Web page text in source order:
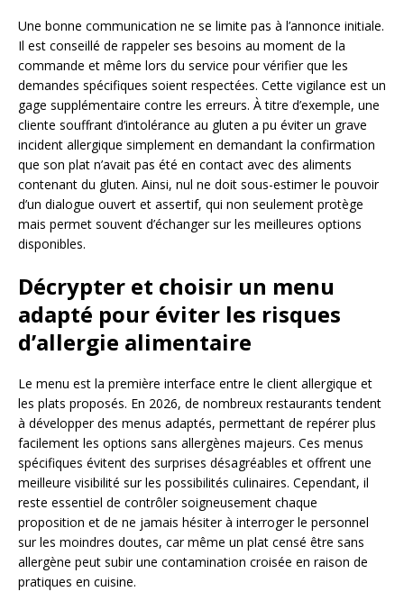
Une bonne communication ne se limite pas à l’annonce initiale.
Il est conseillé de rappeler ses besoins au moment de la
commande et même lors du service pour vérifier que les
demandes spécifiques soient respectées. Cette vigilance est un
gage supplémentaire contre les erreurs. À titre d’exemple, une
cliente souffrant d’intolérance au gluten a pu éviter un grave
incident allergique simplement en demandant la confirmation
que son plat n’avait pas été en contact avec des aliments
contenant du gluten. Ainsi, nul ne doit sous-estimer le pouvoir
d’un dialogue ouvert et assertif, qui non seulement protège
mais permet souvent d’échanger sur les meilleures options
disponibles.
Décrypter et choisir un menu
adapté pour éviter les risques
d’allergie alimentaire
Le menu est la première interface entre le client allergique et
les plats proposés. En 2026, de nombreux restaurants tendent
à développer des menus adaptés, permettant de repérer plus
facilement les options sans allergènes majeurs. Ces menus
spécifiques évitent des surprises désagréables et offrent une
meilleure visibilité sur les possibilités culinaires. Cependant, il
reste essentiel de contrôler soigneusement chaque
proposition et de ne jamais hésiter à interroger le personnel
sur les moindres doutes, car même un plat censé être sans
allergène peut subir une contamination croisée en raison de
pratiques en cuisine.